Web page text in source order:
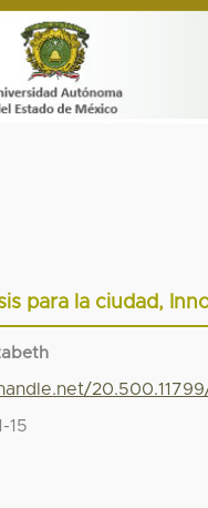
para la ciudad,
15